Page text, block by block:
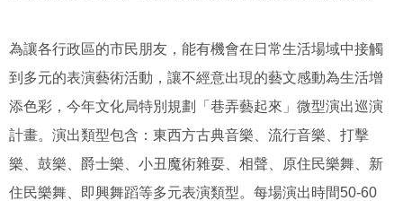
為讓各行政區的市民朋友，能有機會在日常生活場域中接觸
到多元的表演藝術活動，讓不經意出現的藝文感動為生活增
添色彩，今年文化局特別規劃「巷弄藝起來」微型演出巡演
計畫。演出類型包含：東西方古典音樂、流行音樂、打擊
樂、鼓樂、爵士樂、小丑魔術雜耍、相聲、原住民樂舞、新
住民樂舞、即興舞蹈等多元表演類型。每場演出時間50-60